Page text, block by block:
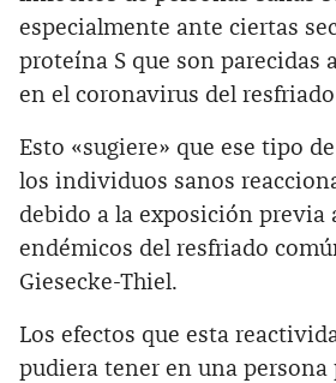
especialmente ante ciertas
proteína S que son parecidas
en el coronavirus del
Esto «sugiere» que ese tipo
los individuos sanos
debido a la exposición previa
endémicos del resfriado
Giesecke-Thiel.
Los efectos que esta
pudiera tener en una persona